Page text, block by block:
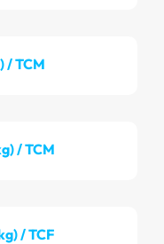
/ TCM
/ TCM
/ TCF